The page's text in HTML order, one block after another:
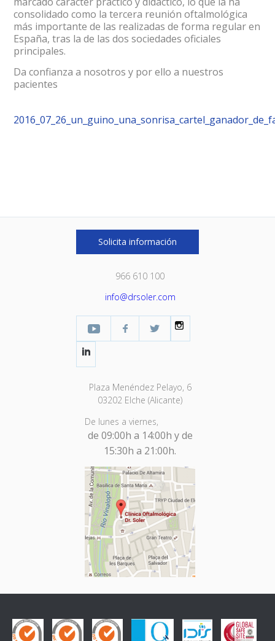
consolidado como la tercera reunión oftalmológica
más importante de las realizadas de forma regular en
España, tras la de las dos sociedades oficiales
principales.
Da confianza a nosotros y por ello a nuestros
pacientes
Solicita información
966 610 100
info@drsoler.com
YouTubeFacebook Profesional
Twitter
Plaza Menéndez Pelayo, 6
03202 Elche (Alicante)
De lunes a viernes,
de 09:00h a 14:00h y de
15:30h a 21:00h.